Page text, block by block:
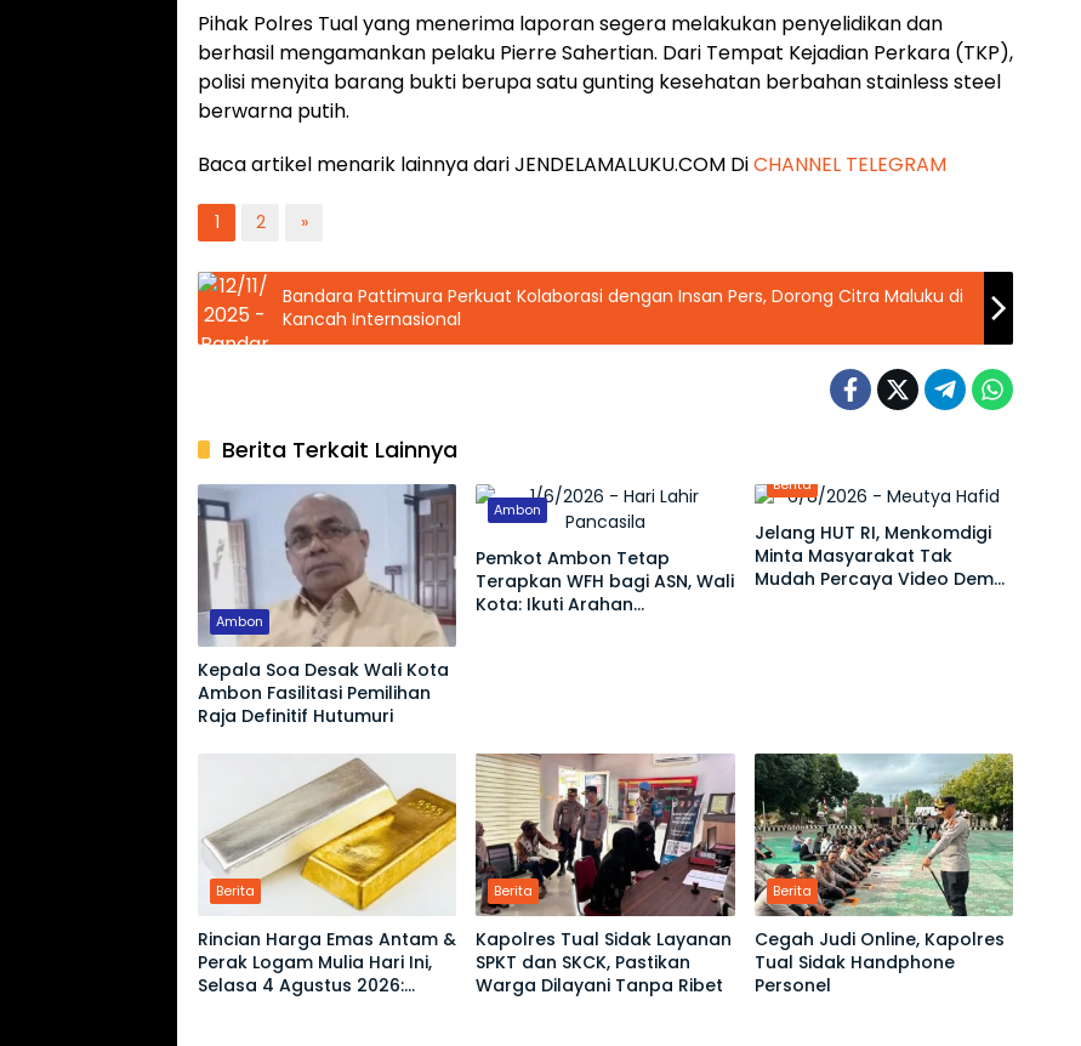
Pihak Polres Tual yang menerima laporan segera melakukan penyelidikan dan
berhasil mengamankan pelaku Pierre Sahertian. Dari Tempat Kejadian Perkara (TKP),
polisi menyita barang bukti berupa satu gunting kesehatan berbahan stainless steel
berwarna putih.
Baca artikel menarik lainnya dari JENDELAMALUKU.COM DiCHANNEL TELEGRAM
1 2 »
Bandara Pattimura Perkuat Kolaborasi dengan Insan Pers, Dorong Citra Maluku di
Kancah Internasional
Berita Terkait Lainnya
Ambon
Kepala Soa Desak Wali Kota
Ambon Fasilitasi Pemilihan
Raja Definitif Hutumuri
Ambon
Pemkot Ambon Tetap
Terapkan WFH bagi ASN, Wali
Kota: Ikuti Arahan
Berita
Jelang HUT RI, Menkomdigi
Minta Masyarakat Tak
Mudah Percaya Video Demo
Berita
Rincian Harga Emas Antam &
Perak Logam Mulia Hari Ini,
Selasa 4 Agustus 2026:
Berita
Kapolres Tual Sidak Layanan
SPKT dan SKCK, Pastikan
Warga Dilayani Tanpa Ribet
Berita
Cegah Judi Online, Kapolres
Tual Sidak Handphone
Personel